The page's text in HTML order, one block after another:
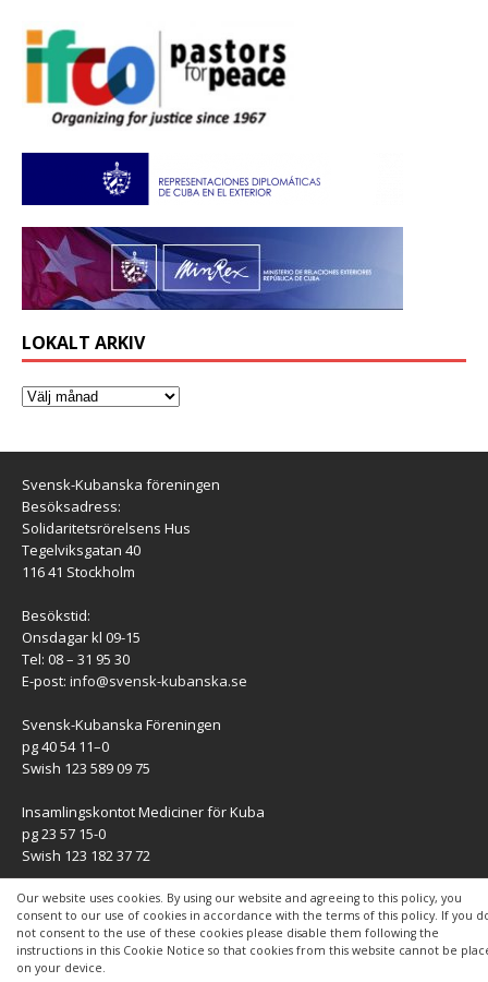
Our website uses cookies. By using our website and agreeing to this policy, you
consent to our use of cookies in accordance with the terms of this policy. If you
not consent to the use of these cookies please disable them following the
instructions in this Cookie Notice so that cookies from this website cannot be
on your device.
LOKALT ARKIV
Svensk-Kubanska föreningen
Besöksadress:
Solidaritetsrörelsens Hus
Tegelviksgatan 40
116 41 Stockholm
Besökstid:
Onsdagar kl 09-15
Tel: 08 – 31 95 30
E-post: info@svensk-kubanska.se
Svensk-Kubanska Föreningen
pg 40 54 11–0
Swish 123 589 09 75
Insamlingskontot Mediciner för Kuba
pg 23 57 15-0
Swish 123 182 37 72
KONTAKT
Kontaktuppgifter